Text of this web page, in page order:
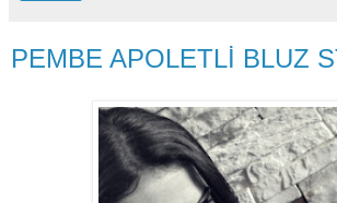
PEMBE APOLETLİ BLUZ